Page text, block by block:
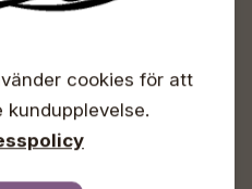
cookies för att
kundupplevelse.